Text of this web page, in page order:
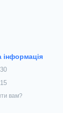
інформація
вам?